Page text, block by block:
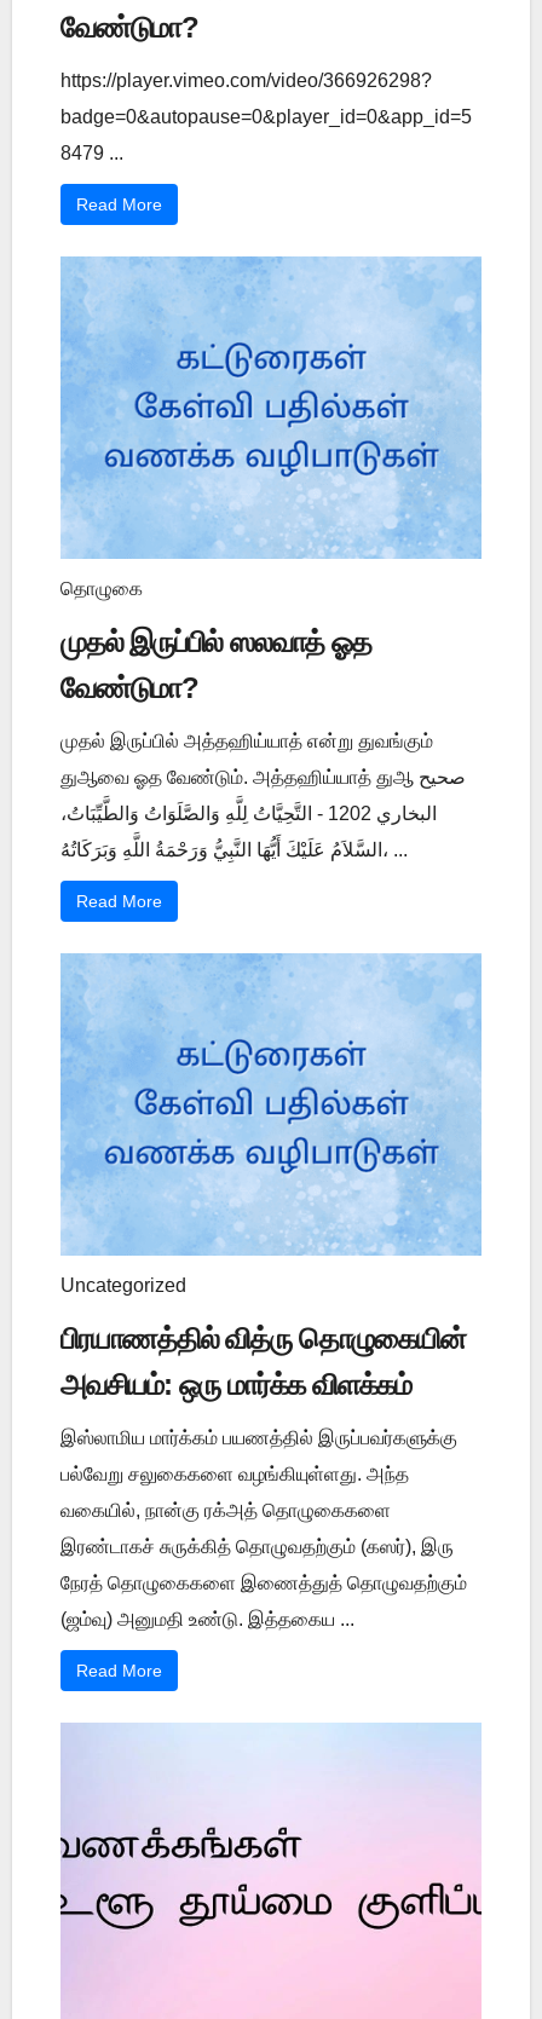
வேண்டுமா?
https://player.vimeo.com/video/366926298?
badge=0&autopause=0&player_id=0&app_id=5
8479 ...
Read More
தொழுகை
முதல் இருப்பில் ஸலவாத் ஓத
வேண்டுமா?
முதல் இருப்பில் அத்தஹிய்யாத் என்று துவங்கும்
துஆவை ஓத வேண்டும். அத்தஹிய்யாத் துஆ صحيح
البخاري 1202 - التَّحِيَّاتُ لِلَّهِ وَالصَّلَوَاتُ وَالطَّيِّبَاتُ،
السَّلاَمُ عَلَيْكَ أَيُّهَا النَّبِيُّ وَرَحْمَةُ اللَّهِ وَبَرَكَاتُهُ، ...
Read More
Uncategorized
பிரயாணத்தில் வித்ரு தொழுகையின்
அவசியம்: ஒரு மார்க்க விளக்கம்
இஸ்லாமிய மார்க்கம் பயணத்தில் இருப்பவர்களுக்கு
பல்வேறு சலுகைகளை வழங்கியுள்ளது. அந்த
வகையில், நான்கு ரக்அத் தொழுகைகளை
இரண்டாகச் சுருக்கித் தொழுவதற்கும் (கஸர்), இரு
நேரத் தொழுகைகளை இணைத்துத் தொழுவதற்கும்
(ஜம்வு) அனுமதி உண்டு. இத்தகைய ...
Read More